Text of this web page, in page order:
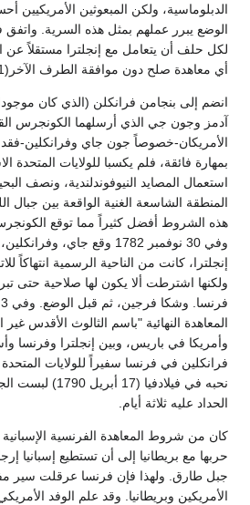
الدبلوماسية، ولكن المبعوثين الأمريكيين
الوضع يبرر عملهم بمثل هذه السرية.
لكل حلف أن يتعامل مع إنجلترا مستقلاً
أي معاهدة صلح دون موافقة الطرف الآخر(111).
انضم إلى بنجامن فرانكلن (الذي كان
آدمز وجون جي الذي أرسلهما الكونجرس
الأمريكان-خصوصاً جون جاي وفرانكلين-فقد
بمهارة فائقة، فلم يكسبا للولايات
استعمال المصايد النيوفوندلندية، ونصف
المنطقة الشاسعة الغنية الواقعة بين جبال
هذه الشروط أفضل كثيراً مما توقع
وفي 30 نوفمبر 1782 وقع جاي،
إنجلترا، كانت من الناحية الرسمية انتهاكاً
ولكنها اشترطت ألا يكون لها صلاحية حتى
وأمريكا في باريس، وبين إنجلترا وفرنسا
نحبه في فيلادفيا
الحداد عليه ثلاثة أيام.
كان من شروط المعاهدة الفرنسية
حربها مع بريطانيا إلى أن تستطيع إسبانيا
جبل طارق. ولهذا فإن فرنسا عرقلت سير
الأمريكين وبريطانيا. وقد علم الوفد